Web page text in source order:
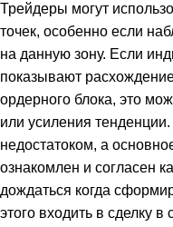
Трейдеры могут
точек, особенно если
на данную зону. Если
показывают
ордерного блока, это
или усиления
недостатоком, а
ознакомлен и согласен
дождаться когда
этого входить в сделку